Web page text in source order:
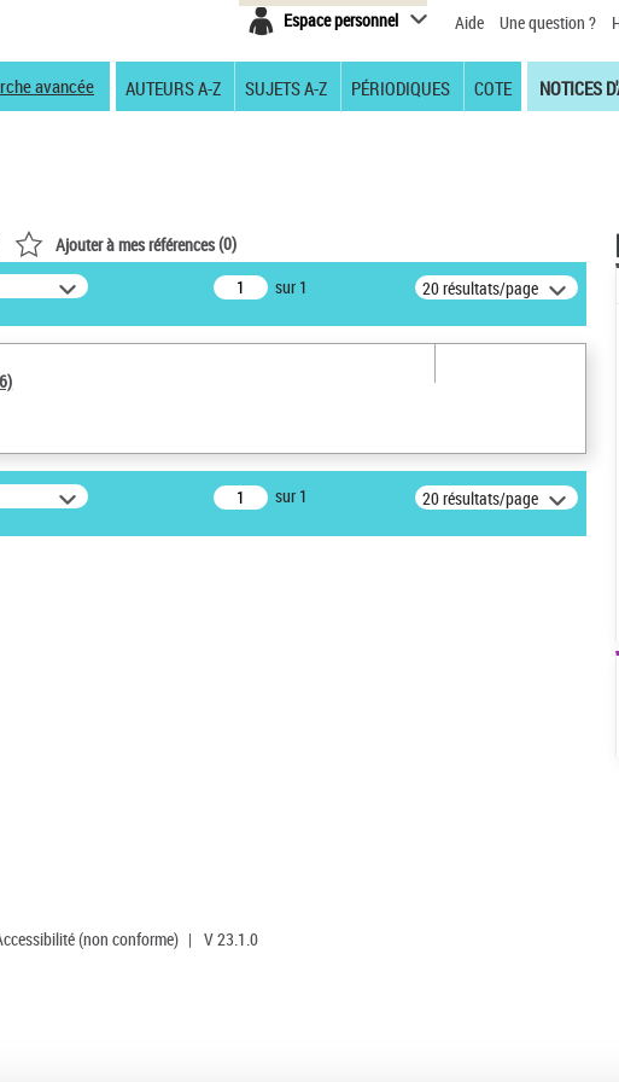
Espace personnel Aide Une question ?
avancée AUTEURS A-Z SUJETS A-Z PÉRIODIQUES COTE NOTICES
Ajouter à mes références(0)
sur 1 20 résultats/page
sur 1 20 résultats/page
(non conforme) | V 23.1.0